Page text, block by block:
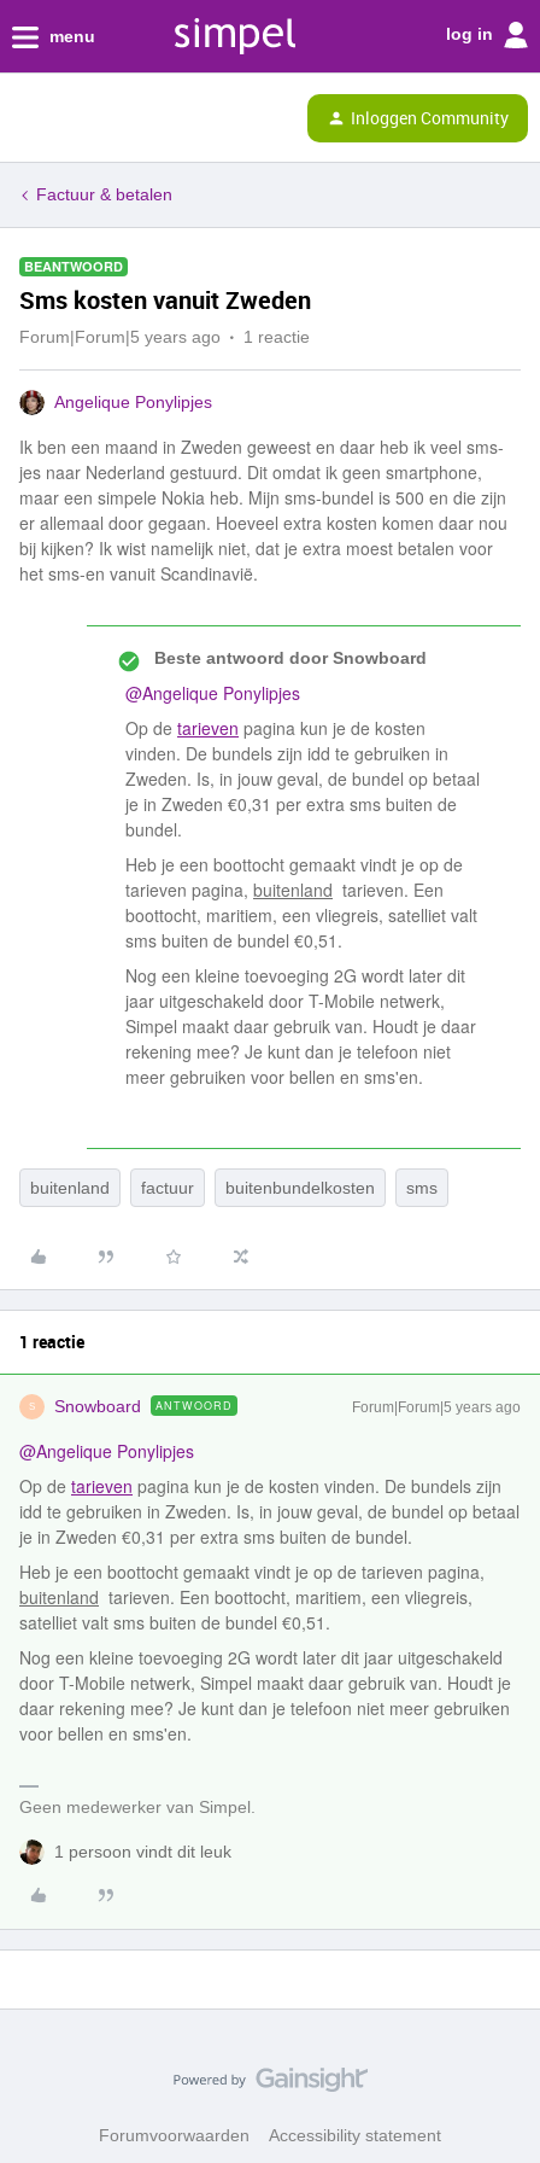
menu log in
Inloggen Community
Factuur & betalen
BEANTWOORD
Sms kosten vanuit Zweden
Forum|Forum|5 years ago 1 reactie
Angelique Ponylipjes
Ik ben een maand in Zweden geweest en daar heb ik veel sms-
jes naar Nederland gestuurd. Dit omdat ik geen smartphone,
maar een simpele Nokia heb. Mijn sms-bundel is 500 en die zijn
er allemaal door gegaan. Hoeveel extra kosten komen daar nou
bij kijken? Ik wist namelijk niet, dat je extra moest betalen voor
het sms-en vanuit Scandinavië.
Beste antwoord doorSnowboard
@Angelique Ponylipjes
Op de tarieven pagina kun je de kosten
vinden. De bundels zijn idd te gebruiken in
Zweden. Is, in jouw geval, de bundel op betaal
je in Zweden €0,31 per extra sms buiten de
bundel.
Heb je een boottocht gemaakt vindt je op de
tarieven pagina, buitenland tarieven. Een
boottocht, maritiem, een vliegreis, satelliet valt
sms buiten de bundel €0,51.
Nog een kleine toevoeging 2G wordt later dit
jaar uitgeschakeld door T-Mobile netwerk,
Simpel maakt daar gebruik van. Houdt je daar
rekening mee? Je kunt dan je telefoon niet
meer gebruiken voor bellen en sms'en.
buitenland factuur buitenbundelkosten sms
1 reactie
S Snowboard ANTWOORD Forum|Forum|5 years ago
@Angelique Ponylipjes
Op de tarieven pagina kun je de kosten vinden. De bundels zijn
idd te gebruiken in Zweden. Is, in jouw geval, de bundel op betaal
je in Zweden €0,31 per extra sms buiten de bundel.
Heb je een boottocht gemaakt vindt je op de tarieven pagina,
buitenland tarieven. Een boottocht, maritiem, een vliegreis,
satelliet valt sms buiten de bundel €0,51.
Nog een kleine toevoeging 2G wordt later dit jaar uitgeschakeld
door T-Mobile netwerk, Simpel maakt daar gebruik van. Houdt je
daar rekening mee? Je kunt dan je telefoon niet meer gebruiken
voor bellen en sms'en.
Geen medewerker van Simpel.
1 persoon vindt dit leuk
Forumvoorwaarden Accessibility statement